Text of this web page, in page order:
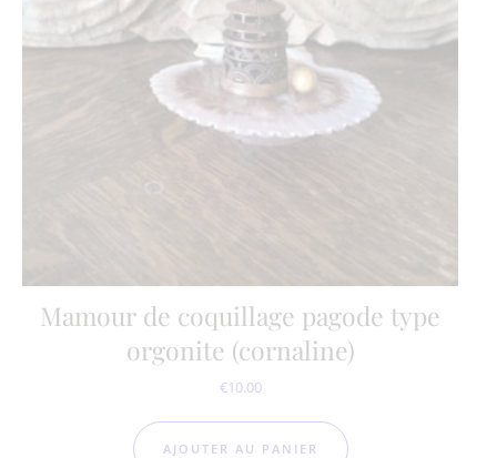
Mamour de coquillage pagode type
orgonite (cornaline)
€10.00
AJOUTER AU PANIER